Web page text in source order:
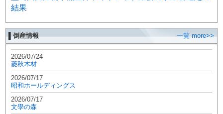
結果
▌倒産情報 一覧 more>>
2026/07/24
菱秋木材
2026/07/17
昭和ホールディングス
2026/07/17
文學の森